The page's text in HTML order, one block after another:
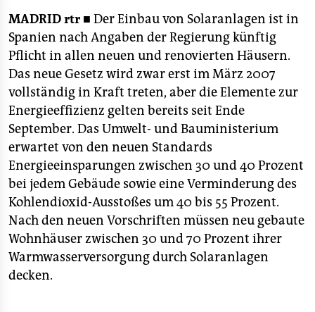
berlin
nord
wahrheit
verlag
verlag
veranstaltungen
shop
fragen & hilfe
unterstützen
abo
MADRIDrtr ■ Der Einbau von Solaranlagen ist in
Spanien nach Angaben der Regierung künftig
Pflicht in allen neuen und renovierten Häusern.
Das neue Gesetz wird zwar erst im März 2007
vollständig in Kraft treten, aber die Elemente zur
Energieeffizienz gelten bereits seit Ende
September. Das Umwelt- und Bauministerium
erwartet von den neuen Standards
Energieeinsparungen zwischen 30 und 40 Prozent
bei jedem Gebäude sowie eine Verminderung des
Kohlendioxid-Ausstoßes um 40 bis 55 Prozent.
Nach den neuen Vorschriften müssen neu gebaute
Wohnhäuser zwischen 30 und 70 Prozent ihrer
Warmwasserversorgung durch Solaranlagen
decken.